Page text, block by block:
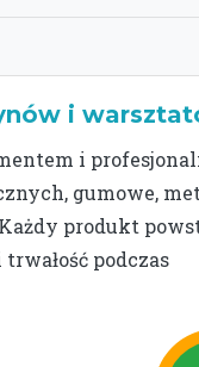
i
i
gumowe,
produkt
podczas